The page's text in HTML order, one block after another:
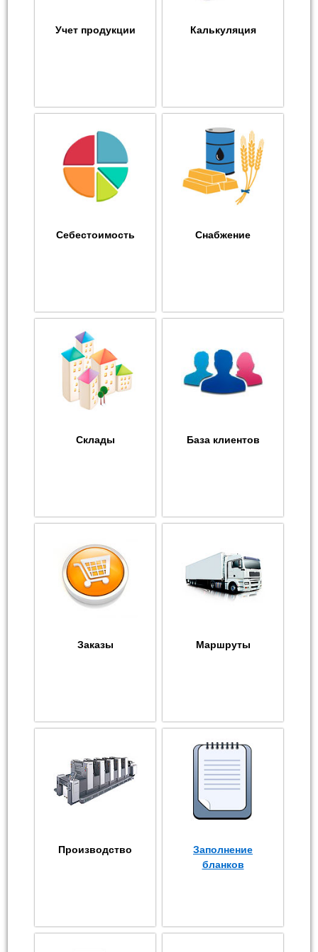
Учет продукции Калькуляция
Себестоимость Снабжение
Склады База клиентов
Заказы Маршруты
Производство
Заполнение
бланков